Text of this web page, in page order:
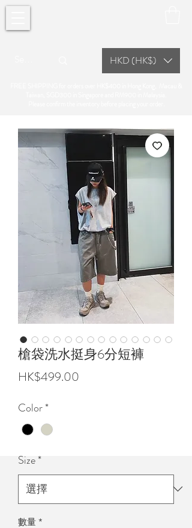
HKD (HK$)
槍袋洗水挺身6分短褲
HK$499.00
Color*
Size*
數量 *